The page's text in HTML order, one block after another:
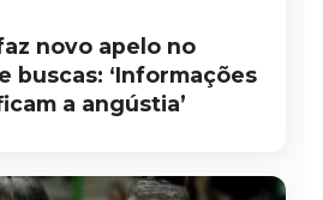
novo apelo no
buscas: ‘Informações
a angústia’